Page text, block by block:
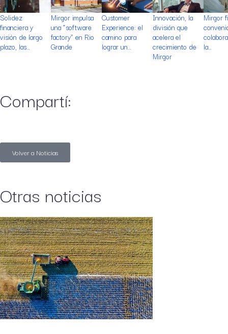
Solidez
financiera y
visión de largo
plazo, las…
Mirgor impulsa
una “software
factory” en Rio
Grande
Customer
Experience: el
camino para
lograr un…
Innovación, la
división que
acelera el
crecimiento de
Mirgor
Mirgor
la…
Compartí:
Volver a Noticias
Otras noticias